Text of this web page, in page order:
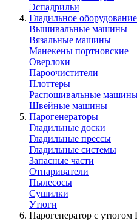
Эспадрильи
Гладильное оборудование
Вышивальные машины
Вязальные машины
Манекены портновские
Оверлоки
Пароочистители
Плоттеры
Распошивальные
Швейные машины
Парогенераторы
Гладильные доски
Гладильные прессы
Гладильные системы
Запасные части
Отпариватели
Пылесосы
Сушилки
Утюги
Парогенератор с утюгом